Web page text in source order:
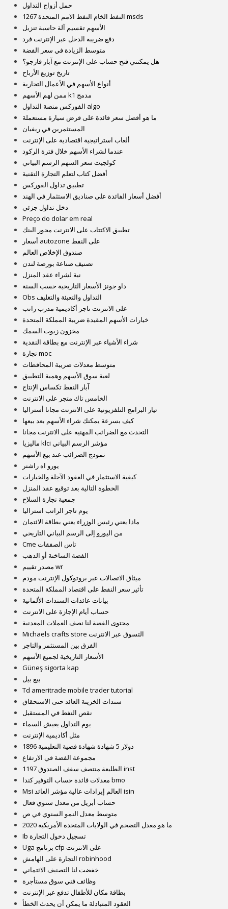
حمل أزواج التداول
النفط الخام النفط الامم المتحدة 1267 msds
الأسهم تقسيم آلة حاسبة تنزيل
دفع ضريبة الدخل عبر الإنترنت فرد
متوسط ​​الزيادة في سعر الفضة
هل يمكنني فتح حساب على الإنترنت مع آبار فارجو؟
تاريخ توزيع الأرباح
أنواع الأسهم في الأعمال التجارية
ممن لهم الأسهم k1 مدمج
الفوركس منصة التداول algo
ما هو أفضل سعر فائدة على قرض سيارة مستعملة
المستثمرين في ريفيان
ألعاب استراتيجية اقتصادية على الإنترنت
عندما لشراء الأسهم خلال فترة الركود
كولجيت سعر السهم الرسم البياني
أفضل كتاب لتعلم التجارة التقنية
تطبيق تداول الفوركس
أفضل أسعار الفائدة على صناديق الاستثمار في الهند
دخل تداول جزئي
Preço do dolar em real
تطبيق الاكتتاب على الانترنت محور البنك
أسعار autozone على النفط
صندوق الإخلاص العالم
تصنيف صناعة بورصة لندن
نية لشراء عقد المنزل
داو جونز الأسعار التاريخية حسب السنة
Obs التداول والتعبئة والتغليف
على الانترنت تاجر أكاديمية مدرب راتب
خيارات الأسهم المقيدة ضريبة المملكة المتحدة
مخزون زيوت السمك
شراء الأشياء عبر الإنترنت مع بطاقة النقدية
تجارة moc
متوسط ​​معدلات ضريبة المحافظات
لعبة سوق الأسهم وهمية التطبيق
آبار النفط تكساس الإنتاج
الخامس تاك متجر على الانترنت
تيار البرامج التلفزيونية على الانترنت مجانا أستراليا
كيف بسرعة يمكنك شراء الأسهم بعد بيعها
التحدث مع الضرائب المهنية على الانترنت مجانا
ماليزيا klci مؤشر الرسم البياني
نموذج الضرائب عند بيع الأسهم
يورو اه راشنر
كيفية الاستثمار في العقود الآجلة والخيارات
الخطوة التالية بعد توقيع عقد المنزل
جمعية تجارة السلاح
يوم تاجر الراتب استراليا
ماذا يعني رئيس الوزراء يعني بطاقة الائتمان
من اليورو إلى الرسم البياني التاريخي
Cme تاس الصفقات
الفضة الساخنة أو الذهب
مصدر تقييم wr
ميثاق الاتصالات عبر بروتوكول الإنترنت مودم
تأثير سعر النفط على اقتصاد المملكة المتحدة
بيانات عائدات السندات الألمانية
حساب أيام الإجازة على الانترنت
محتوى الفضة لنا نصف العملات المعدنية
Michaels crafts store التسوق عبر الانترنت
الفرق بين المستثمر والتاجر
الأسعار التاريخية لجميع الأسهم
Güneş sigorta kap
بيع بيل
Td ameritrade mobile trader tutorial
سندات الخزينة العائد حتى الاستحقاق
نقص النفط في المستقبل
يوم التداول يعيش السماء
مثل أكاديمية الإنترنت
1896 دولار 5 شهادة شهادة فضية التعليمية
مجموعة الفضة في الارتفاع
1197 الطليعة منتصف سقف الصندوق inst
معدلات فائدة حساب التوفير كندا bmo
Msi العالم إيرادات عالية مؤشر العائد isin
حساب أبريل من معدل سنوي فعال
متوسط ​​معدل النمو السنوي في ص
ما هو معدل التضخم في الولايات المتحدة الأمريكية 2020
Ib تسجيل دخول التجارة
Uga برنامج cfp على الانترنت
التجارة على الهامش robinhood
خفضت لنا التصنيف الائتماني
وظائف فني سوق مستأجرة
بطاقة مكان للأطفال تدفع عبر الإنترنت
العقود المتبادلة ما يمكن أن يحدث الخطأ